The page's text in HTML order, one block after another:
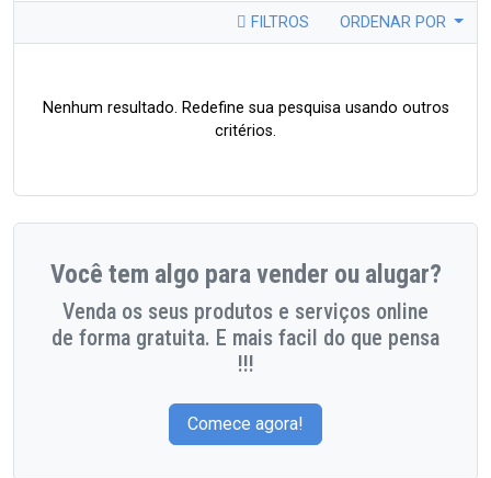
FILTROS ORDENAR POR
Nenhum resultado. Redefine sua pesquisa usando outros
critérios.
Você tem algo para vender ou alugar?
Venda os seus produtos e serviços online
de forma gratuita. E mais facil do que pensa
!!!
Comece agora!